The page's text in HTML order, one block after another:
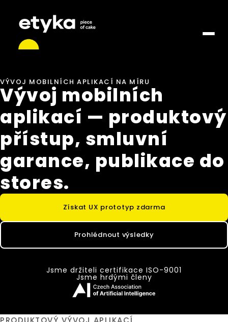
VÝVOJ MOBILNÍCH APLIKACÍ NA MÍRU
Vývoj mobilních
aplikací — produktový
přístup, smluvní
garance, publikace do
stores.
Získat UX prototyp zdarma
Prohlédnout výsledky
Jsme držiteli certifikace ISO-9001
Jsme hrdými členy